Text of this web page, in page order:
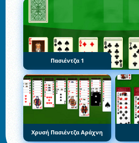
Πασιέντζα 1
Χρυσή Πασιέντζα Αράχνη